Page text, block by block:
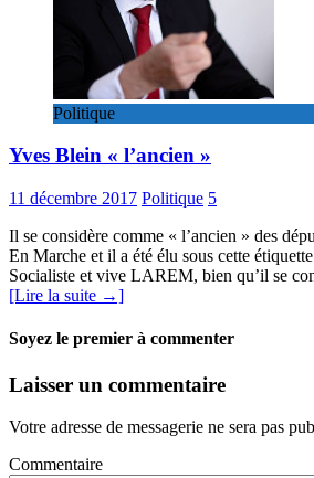
Politique
Yves Blein « l’ancien »
11 décembre 2017 Politique 5
Il se considère comme « l’ancien » des
En Marche et il a été élu sous cette
Socialiste et vive LAREM, bien qu’il se
[Lire la suite →]
Soyez le premier à commenter
Laisser un commentaire
Votre adresse de messagerie ne sera pas
Commentaire